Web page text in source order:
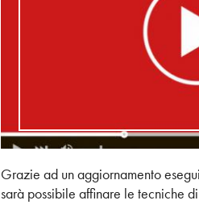
Grazie ad un aggiornamento
sarà possibile affinare le tecniche